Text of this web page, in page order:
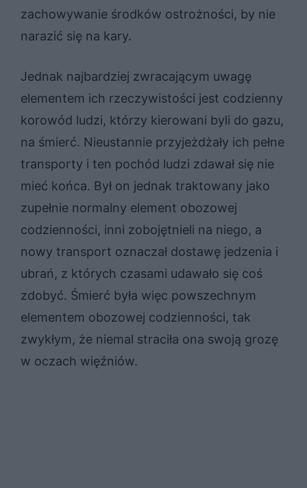
zachowywanie środków ostrożności, by nie
narazić się na kary.
Jednak najbardziej zwracającym uwagę
elementem ich rzeczywistości jest codzienny
korowód ludzi, którzy kierowani byli do gazu,
na śmierć. Nieustannie przyjeżdżały ich pełne
transporty i ten pochód ludzi zdawał się nie
mieć końca. Był on jednak traktowany jako
zupełnie normalny element obozowej
codzienności, inni zobojętnieli na niego, a
nowy transport oznaczał dostawę jedzenia i
ubrań, z których czasami udawało się coś
zdobyć. Śmierć była więc powszechnym
elementem obozowej codzienności, tak
zwykłym, że niemal straciła ona swoją grozę
w oczach więźniów.